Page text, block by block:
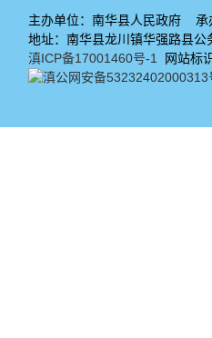
主办单位：南华县人民政府 承
地址：南华县龙川镇华强路
滇ICP备17001460号-1
网站标
滇公网安备53232402000313